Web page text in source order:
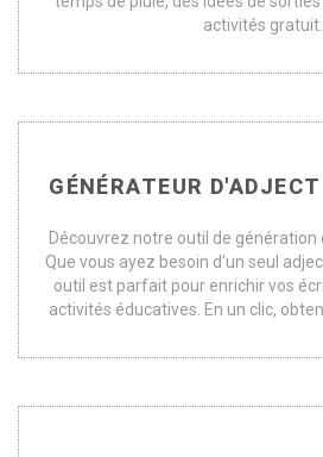
activités gratuit...
GÉNÉRATEUR
Découvrez notre outil de
Que vous ayez besoin d'un seul
outil est parfait pour enrichir vos
activités éducatives. En un clic,